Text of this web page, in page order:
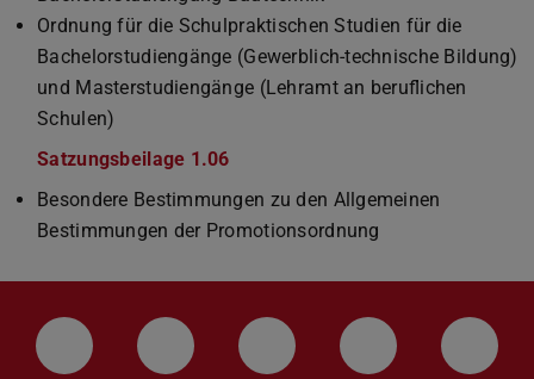
Ordnung für die Schulpraktischen Studien für die
Bachelorstudiengänge (Gewerblich-technische Bildung)
und Masterstudiengänge (Lehramt an beruflichen
Schulen)
Satzungsbeilage 1.06
Besondere Bestimmungen zu den Allgemeinen
Bestimmungen der Promotionsordnung
LinkedIn-Seite der TU Darmstadt
Instagram-Kanal der TU
Bluesky-Kanal der TU
Facebook-